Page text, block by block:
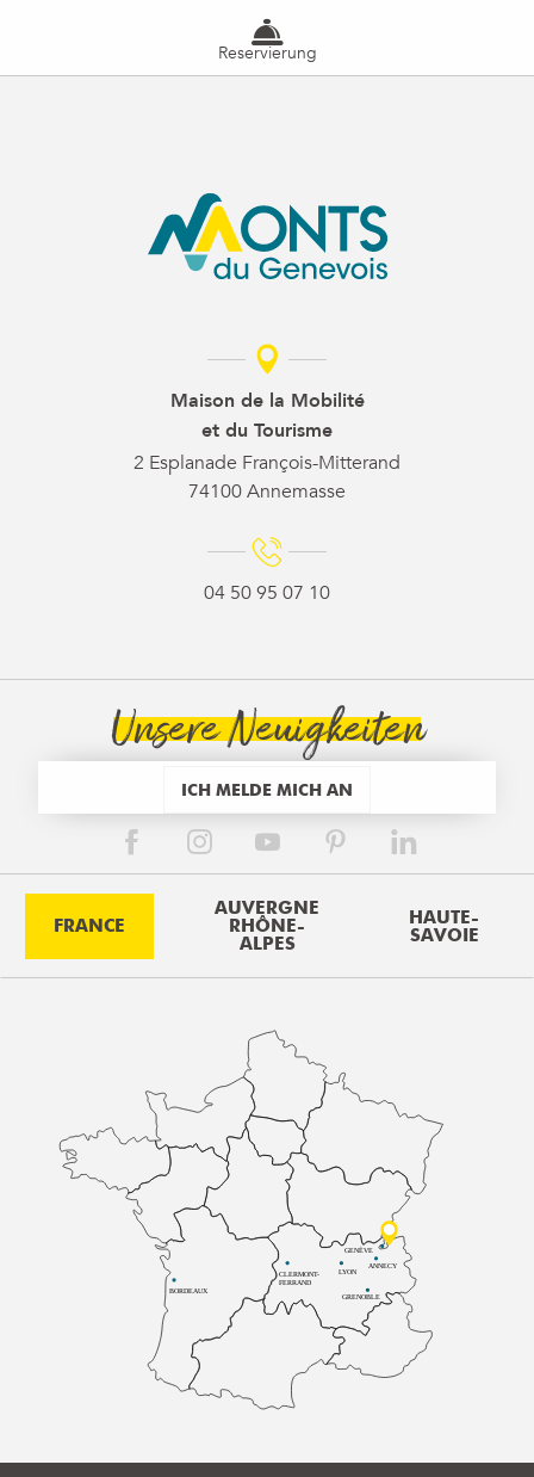
Reservierung
Maison de la Mobilité
et du Tourisme
2 Esplanade François-Mitterand
74100 Annemasse
04 50 95 07 10
Unsere Neuigkeiten
ICH MELDE MICH AN
FRANCE
AUVERGNE
RHÔNE-
ALPES
HAUTE-
SAVOIE
BORDEAUX
CLERMONT-
FERRAND
LYON
ANNECY
GRENOBLE
GENÈVE